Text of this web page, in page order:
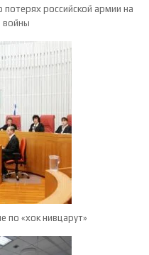
российской армии на
войны
по «хок нивцарут»